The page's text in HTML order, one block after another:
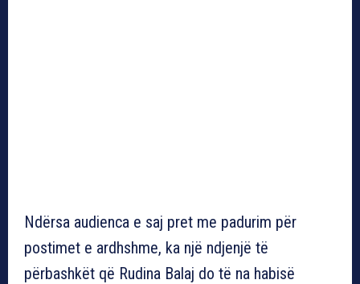
Ndërsa audienca e saj pret me padurim për
postimet e ardhshme, ka një ndjenjë të
përbashkët që Rudina Balaj do të na habisë